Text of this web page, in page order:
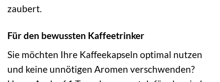
zaubert.
Für den bewussten Kaffeetrinker
Sie möchten Ihre Kaffeekapseln optimal nutzen
und keine unnötigen Aromen verschwenden?